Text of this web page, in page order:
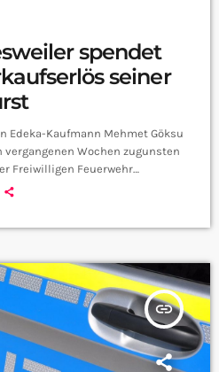
spendet
seiner
Edeka-Kaufmann Mehmet Göksu
Wochen zugunsten
Freiwilligen Feuerwehr
Feuerwehr-Wurst verkauft.
der Edeka Südwest in
Wurst verkauft und der
insert_link